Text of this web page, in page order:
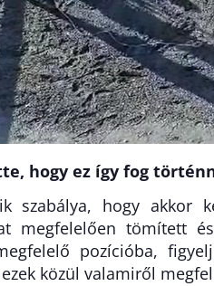
hogy ez így fog
szabálya, hogy akkor
megfelelően tömített
pozícióba,
közül valamiről